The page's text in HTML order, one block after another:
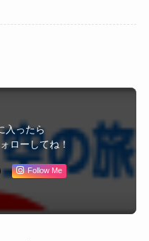
入ったら
ローしてね！
Follow Me